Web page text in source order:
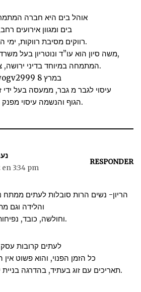
אוהל בים היא חברה
בים ומגוון אירועים
רווקים מסיבת רווקות, ימי הולדת ואירועי חברה.
משה סיון הוא עו”ד ונוטריון בעל משרד עו”ד בפתח תקווה,
המתמחה במיוחד בדיני ירושה, צוואות והסכמי ממון.
אלטרנטיבי, עיסוי yogv2999 8 במרץ
2021. עיסוי לגבר מ גבר, ממעסה בעל
הגוף והנשמה עיסוי מפנק ומשחרר בכול הגוף.
en 3:34 pm
RESPONDER
הריון- נשים הרות סובלות לעתים ממתח
והלידה וגם
וחולשה, כובד, נפיחות ברגליים ובצקות.
לעתים קרובות
כל הזמן הפנוי, והוא פשוט
תאריכים עם זוג בעתיד, בהדרגה בניית יחסים ארוכי טווח.